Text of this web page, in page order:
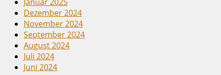
Januar 2025
Dezember 2024
November 2024
September 2024
August 2024
Juli 2024
Juni 2024